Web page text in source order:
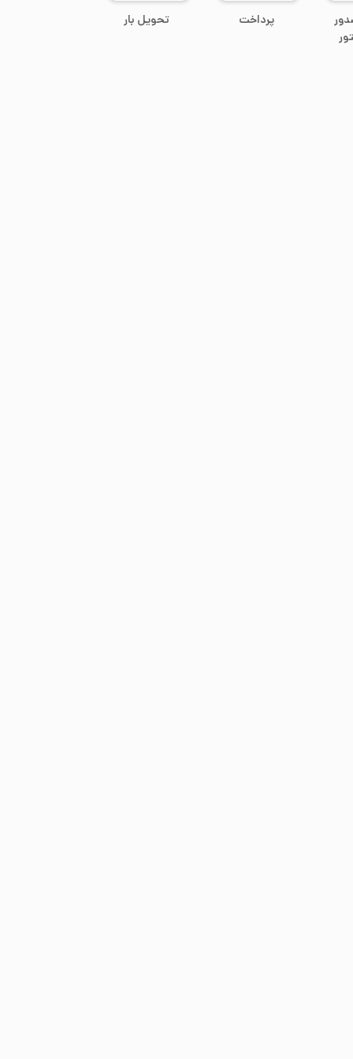
پرداخت تحویل بار